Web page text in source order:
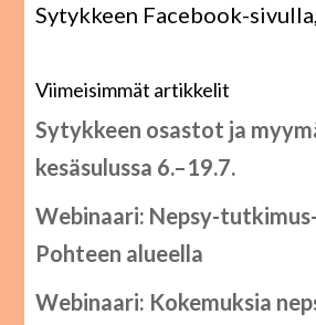
Sytykkeen Facebook-
Viimeisimmät artikkelit
Sytykkeen osastot ja
kesäsulussa 6.–19.7.
Webinaari: Nepsy-
Pohteen alueella
Webinaari: Kokemuksia